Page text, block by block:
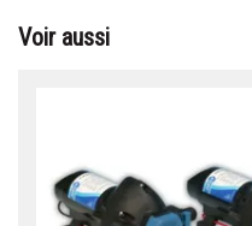
Voir aussi